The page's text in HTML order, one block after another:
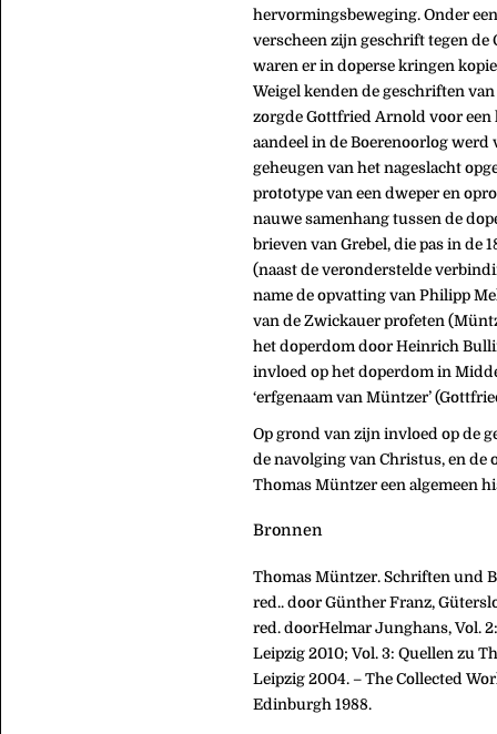
hervormingsbeweging. Onder
verscheen zijn geschrift tegen de
waren er in doperse kringen
Weigel kenden de geschriften
zorgde Gottfried Arnold voor
aandeel in de Boerenoorlog
geheugen van het nageslacht
prototype van een dweper en
nauwe samenhang tussen de
brieven van Grebel, die pas in de
(naast de veronderstelde
name de opvatting van Philipp
van de Zwickauer profeten
het doperdom door Heinrich
invloed op het doperdom in
‘erfgenaam van Müntzer’
Op grond van zijn invloed op de
de navolging van Christus, en
Thomas Müntzer een algemeen
Bronnen
Thomas Müntzer. Schriften und
red.. door Günther Franz,
red. doorHelmar Junghans, Vol.
Leipzig 2010; Vol. 3: Quellen zu
Leipzig 2004. – The Collected
Edinburgh 1988.